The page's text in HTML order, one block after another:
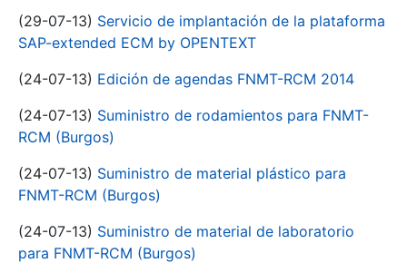
(29-07-13) Servicio de implantación de la plataforma
SAP-extended ECM by OPENTEXT
(24-07-13) Edición de agendas FNMT-RCM 2014
(24-07-13) Suministro de rodamientos para FNMT-
RCM (Burgos)
(24-07-13) Suministro de material plástico para
FNMT-RCM (Burgos)
(24-07-13) Suministro de material de laboratorio
para FNMT-RCM (Burgos)